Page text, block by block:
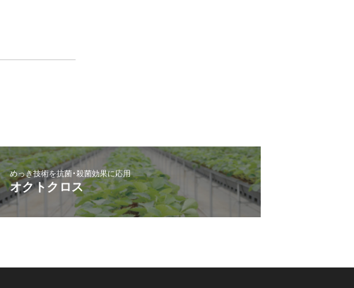
めっき技術を抗菌・殺菌効果に応用
オクトクロス